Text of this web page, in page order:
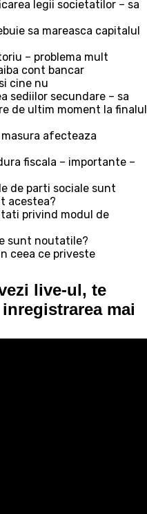
legii societatilor – sa
sa mareasca capitalul
– problema mult
cont bancar
cine nu
sediilor secundare – sa
de ultim moment la finalul
afecteaza
fiscala – importante –
de parti sociale sunt
acestea?
privind modul de
sunt noutatile?
ceea ce priveste
live-ul, te
mai